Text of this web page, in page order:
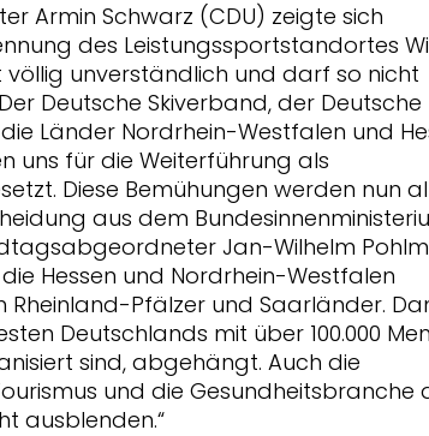
Armin Schwarz (CDU) zeigte sich
des Leistungssportstandortes
völlig unverständlich und darf so nicht
Deutsche Skiverband, der Deutsche
Länder Nordrhein-Westfalen und
uns für die Weiterführung als
Diese Bemühungen werden nun
aus dem
Jan-Wilhelm
die Hessen und Nordrhein-Westfalen
Pfälzer und Saarländer.
Deutschlands mit über 100.000
sind, abgehängt. Auch die
und die Gesundheitsbranche
ausblenden.“